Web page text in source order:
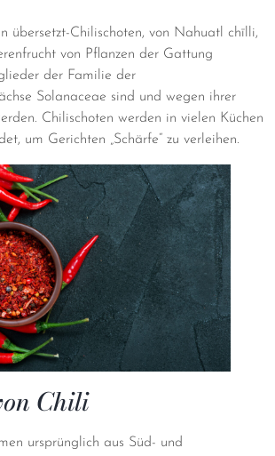
übersetzt-Chilischoten, von Nahuatl chīlli,
von Pflanzen der Gattung
der Familie der
Solanaceae sind und wegen ihrer
Chilischoten werden in vielen Küchen
um Gerichten „Schärfe“ zu verleihen.
Chili
ursprünglich aus Süd- und